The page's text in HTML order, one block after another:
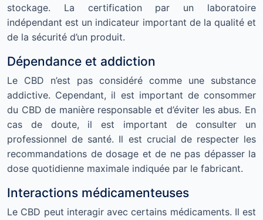
stockage. La certification par un laboratoire
indépendant est un indicateur important de la qualité et
de la sécurité d’un produit.
Dépendance et addiction
Le CBD n’est pas considéré comme une substance
addictive. Cependant, il est important de consommer
du CBD de manière responsable et d’éviter les abus. En
cas de doute, il est important de consulter un
professionnel de santé. Il est crucial de respecter les
recommandations de dosage et de ne pas dépasser la
dose quotidienne maximale indiquée par le fabricant.
Interactions médicamenteuses
Le CBD peut interagir avec certains médicaments. Il est